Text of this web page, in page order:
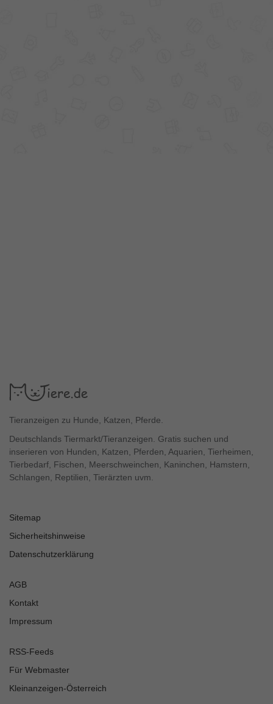
Tieranzeigen zu Hunde, Katzen, Pferde.
Deutschlands Tiermarkt/Tieranzeigen. Gratis suchen und
inserieren von Hunden, Katzen, Pferden, Aquarien, Tierheimen,
Tierbedarf, Fischen, Meerschweinchen, Kaninchen, Hamstern,
Schlangen, Reptilien, Tierärzten uvm.
Sitemap
Sicherheitshinweise
Datenschutzerklärung
AGB
Kontakt
Impressum
RSS-Feeds
Für Webmaster
Kleinanzeigen-Österreich